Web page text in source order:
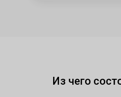
Из чего